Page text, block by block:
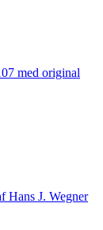
med original
Hans J. Wegner